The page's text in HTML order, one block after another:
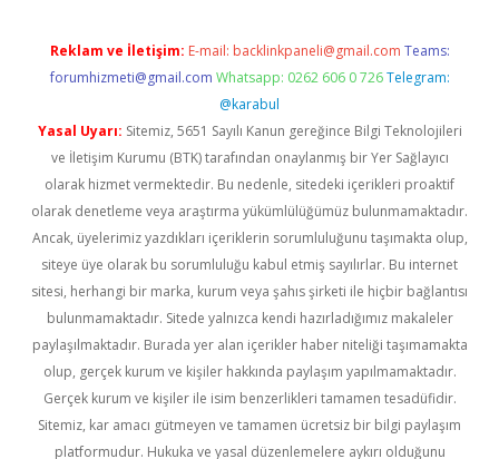
Reklam ve İletişim: E-mail: backlinkpaneli@gmail.com Teams:
forumhizmeti@gmail.com Whatsapp: 0262 606 0 726 Telegram:
@karabul
Yasal Uyarı: Sitemiz, 5651 Sayılı Kanun gereğince Bilgi Teknolojileri
ve İletişim Kurumu (BTK) tarafından onaylanmış bir Yer Sağlayıcı
olarak hizmet vermektedir. Bu nedenle, sitedeki içerikleri proaktif
olarak denetleme veya araştırma yükümlülüğümüz bulunmamaktadır.
Ancak, üyelerimiz yazdıkları içeriklerin sorumluluğunu taşımakta olup,
siteye üye olarak bu sorumluluğu kabul etmiş sayılırlar. Bu internet
sitesi, herhangi bir marka, kurum veya şahıs şirketi ile hiçbir bağlantısı
bulunmamaktadır. Sitede yalnızca kendi hazırladığımız makaleler
paylaşılmaktadır. Burada yer alan içerikler haber niteliği taşımamakta
olup, gerçek kurum ve kişiler hakkında paylaşım yapılmamaktadır.
Gerçek kurum ve kişiler ile isim benzerlikleri tamamen tesadüfidir.
Sitemiz, kar amacı gütmeyen ve tamamen ücretsiz bir bilgi paylaşım
platformudur. Hukuka ve yasal düzenlemelere aykırı olduğunu